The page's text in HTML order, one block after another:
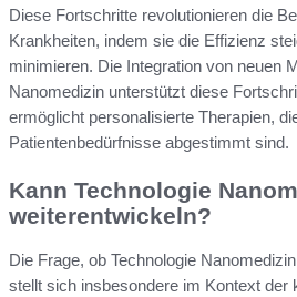
Diese Fortschritte revolutionieren die
Krankheiten, indem sie die Effizienz
minimieren. Die Integration von neuen
Nanomedizin unterstützt diese
ermöglicht personalisierte Therapien,
Patientenbedürfnisse abgestimmt sind.
Kann Technologie
weiterentwickeln?
Die Frage, ob Technologie
stellt sich insbesondere im Kontext der